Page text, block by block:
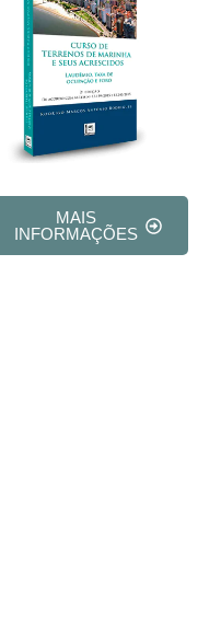
MAIS
INFORMAÇÕES